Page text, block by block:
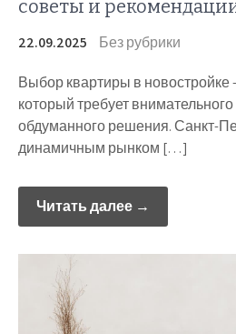
советы и
22.09.2025 Без рубрики
Выбор квартиры в новостройке
который требует
обдуманного решения. Санкт-
динамичным рынком […]
Читать далее →